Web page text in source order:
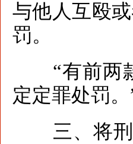
与他人互殴
罚。
“有前两款
定定罪处罚。
三、将刑